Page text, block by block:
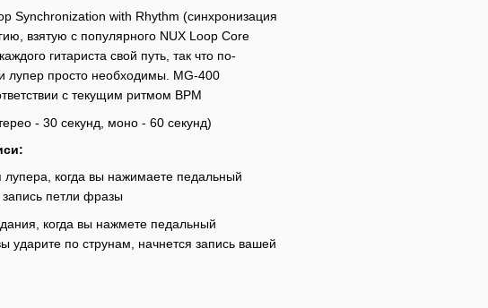
Synchronization with Rhythm (синхронизация
взятую с популярного NUX Loop Core
гитариста свой путь, так что по-
просто необходимы. MG-400
с текущим ритмом BPM
- 30 секунд, моно - 60 секунд)
когда вы нажимаете педальный
петли фразы
когда вы нажмете педальный
ударите по струнам, начнется запись вашей